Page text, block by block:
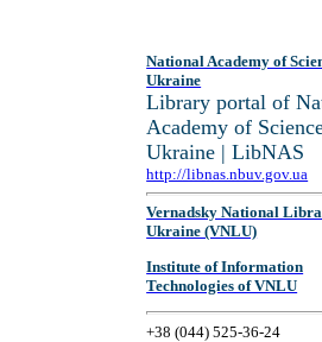
National Academy of
Ukraine
Library portal of
Academy of
Ukraine | LibNAS
http://libnas.nbuv.gov.ua
Vernadsky National
Ukraine (VNLU)
Institute of Information
Technologies of VNLU
+38 (044) 525-36-24